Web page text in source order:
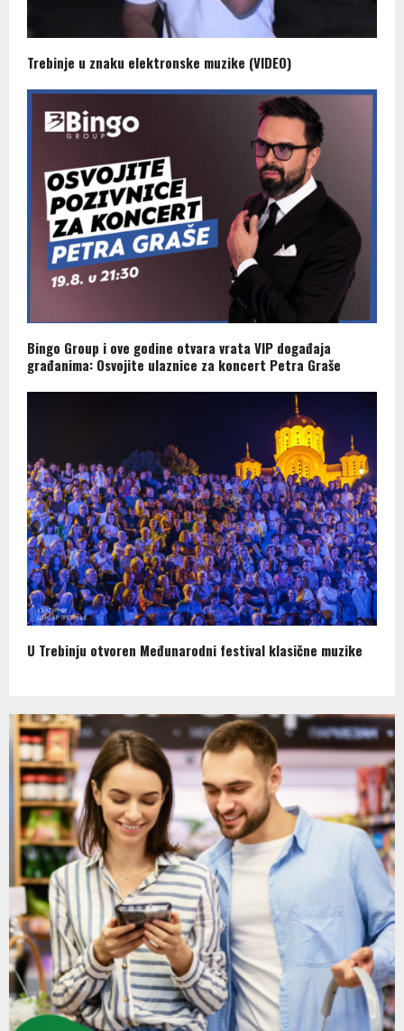
Trebinje u znaku elektronske muzike (VIDEO)
Bingo Group i ove godine otvara vrata VIP događaja
građanima: Osvojite ulaznice za koncert Petra Graše
U Trebinju otvoren Međunarodni festival klasične muzike